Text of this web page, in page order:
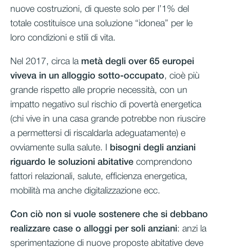
nuove costruzioni, di queste solo per l’1% del
totale costituisce una soluzione “idonea” per le
loro condizioni e stili di vita.
Nel 2017, circa la metà degli over 65 europei
viveva in un alloggio sotto-occupato, cioè più
grande rispetto alle proprie necessità, con un
impatto negativo sul rischio di povertà energetica
(chi vive in una casa grande potrebbe non riuscire
a permettersi di riscaldarla adeguatamente) e
ovviamente sulla salute. I
bisogni degli anziani
riguardo le soluzioni abitative comprendono
fattori relazionali, salute, efficienza energetica,
mobilità ma anche digitalizzazione ecc.
Con ciò non si vuole sostenere che si debbano
realizzare case o alloggi per soli anziani: anzi la
sperimentazione di nuove proposte abitative deve